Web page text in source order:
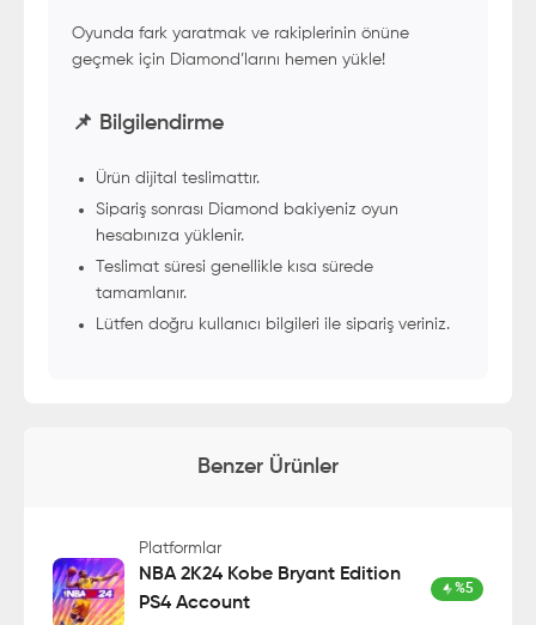
Oyunda fark yaratmak ve rakiplerinin önüne
geçmek için Diamond’larını hemen yükle!
📌 Bilgilendirme
Ürün dijital teslimattır.
Sipariş sonrası Diamond bakiyeniz oyun
hesabınıza yüklenir.
Teslimat süresi genellikle kısa sürede
tamamlanır.
Lütfen doğru kullanıcı bilgileri ile sipariş veriniz.
Benzer Ürünler
Platformlar
NBA 2K24 Kobe Bryant Edition
PS4 Account
%5